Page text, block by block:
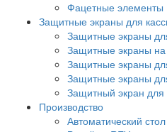
Фацетные элементы
Защитные экраны для
Защитные экраны
Защитные экраны на
Защитные экраны
Защитные экраны
Защитный экран для
Производство
Автоматический